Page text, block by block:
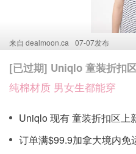
来自 dealmoon.ca 07-07发布
[已过期] Uniqlo 童装折扣
纯棉材质 男女生都能穿
Uniqlo 现有 童装折扣区上
订单满$99.9加拿大境内免